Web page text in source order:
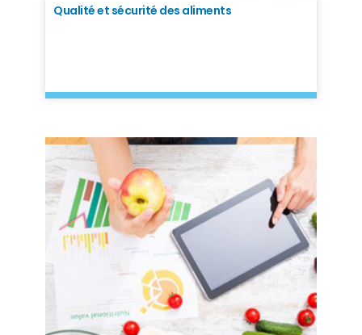
Qualité et sécurité des aliments